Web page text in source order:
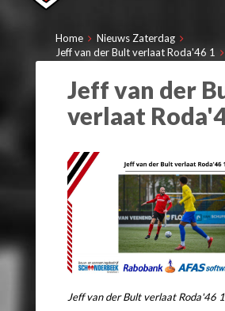
Home
Nieuws Zaterdag
Jeff van der Bult verlaat Roda'46 1
Jeff van der
verlaat
Jeff van der Bult verlaat Roda'46 1